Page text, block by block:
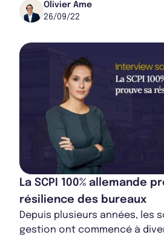
Sèvres, un établissement
Olivier Ame
26/09/22
La SCPI 100% allemande
résilience des bureaux
Depuis plusieurs années, les
gestion ont commencé à